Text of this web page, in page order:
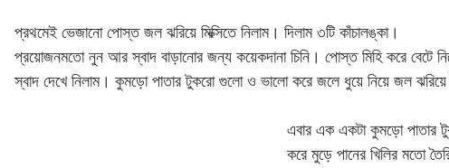
প্রথমেই ভেজানো পোস্ত জল ঝরিয়ে মিক্সিতে নিলাম। দিলাম ৩টি কাঁচালঙ্কা।
প্রয়োজনমতো নুন আর স্বাদ বাড়ানোর জন্য কয়েকদানা চিনি। পোস্ত মিহি করে বেটে
স্বাদ দেখে নিলাম। কুমড়ো পাতার টুকরো গুলো ও ভালো করে জলে ধুয়ে নিয়ে জল ঝরিয়ে
এবার এক একটা কুমড়ো পাতার
করে মুড়ে পানের খিলির মতো